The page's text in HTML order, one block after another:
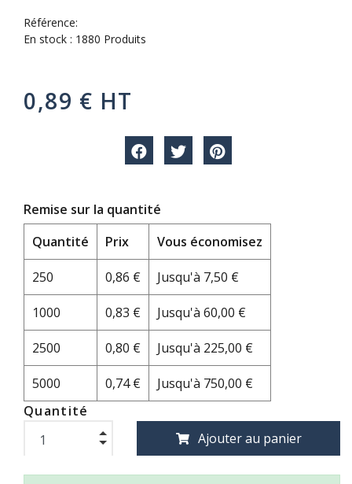
Référence:
En stock : 1880 Produits
0,89 € HT
Remise sur la quantité
Quantité
Prix Vous économisez
250 0,86 € Jusqu'à 7,50 €
1000 0,83 € Jusqu'à 60,00 €
2500 0,80 € Jusqu'à 225,00 €
5000 0,74 €
Jusqu'à 750,00 €
Quantité
Ajouter au panier